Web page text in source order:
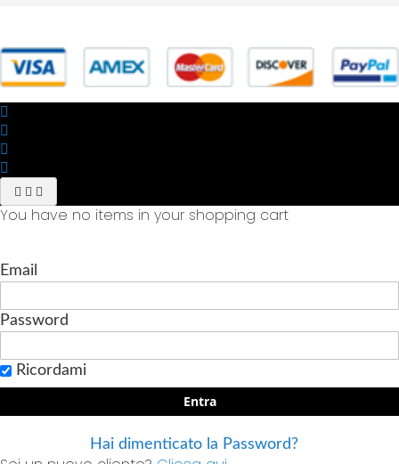
You have no items in your shopping cart
Email
Password
Ricordami
Entra
Hai dimenticato la Password?